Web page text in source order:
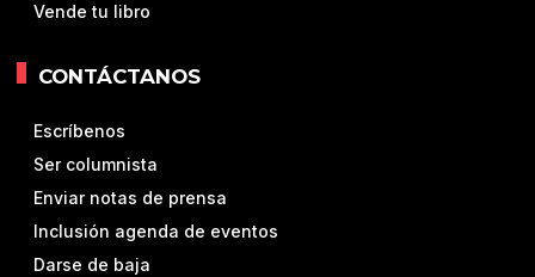
Vende tu libro
CONTÁCTANOS
Escríbenos
Ser columnista
Enviar notas de prensa
Inclusión agenda de eventos
Darse de baja